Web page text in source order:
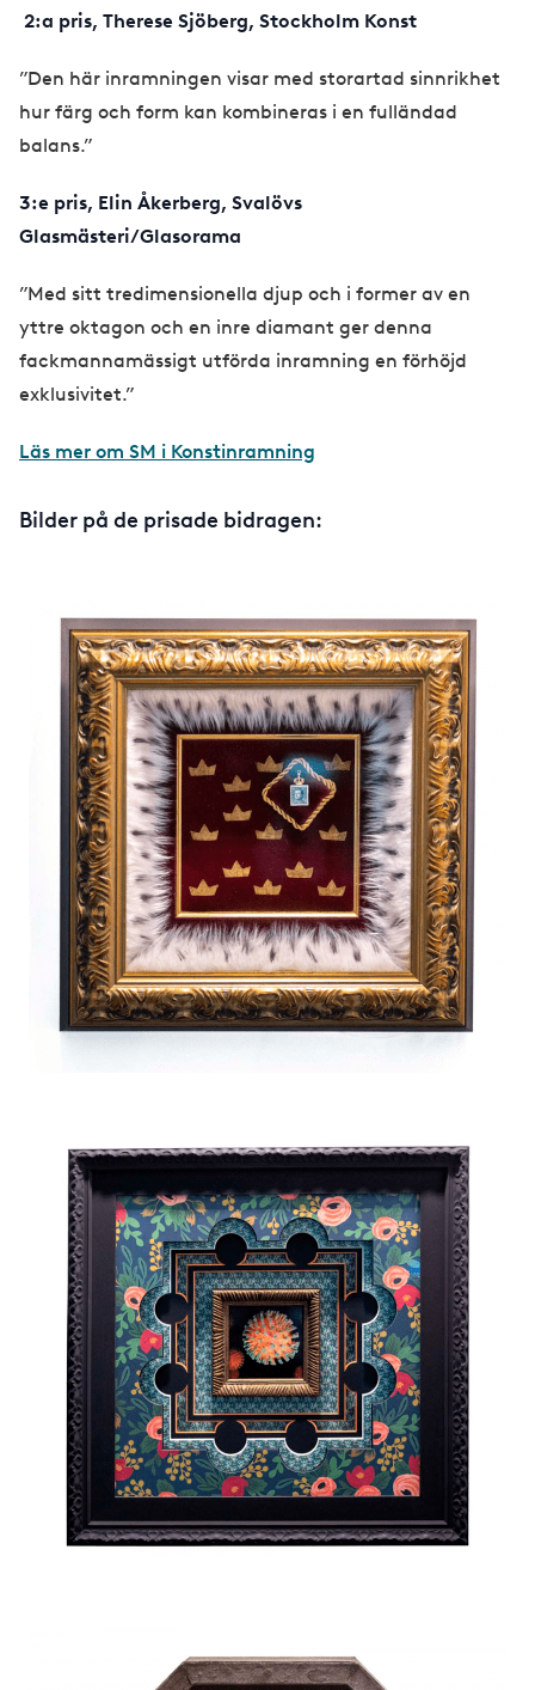
2:a pris, Therese Sjöberg, Stockholm Konst
”Den här inramningen visar med storartad sinnrikhet
hur färg och form kan kombineras i en fulländad
balans.”
3:e pris, Elin Åkerberg, Svalövs
Glasmästeri/Glasorama
”Med sitt tredimensionella djup och i former av en
yttre oktagon och en inre diamant ger denna
fackmannamässigt utförda inramning en förhöjd
exklusivitet.”
Läs mer om SM i Konstinramning
Bilder på de prisade bidragen: